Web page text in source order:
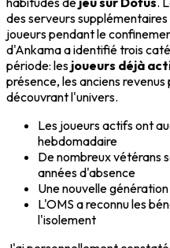
des serveurs
joueurs pendant le
d'Ankama a identifié trois
période: les joueurs déjà
présence, les anciens
découvrant l'univers.
Les joueurs actifs ont
hebdomadaire
De nombreux vétérans
années d'absence
Une nouvelle
L'OMS a reconnu les
l'isolement